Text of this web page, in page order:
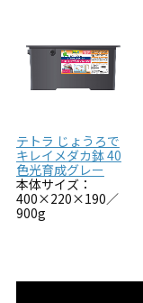
テトラ じょうろで
キレイメダカ鉢 40
色光育成グレー
本体サイズ：
400×220×190／
900g